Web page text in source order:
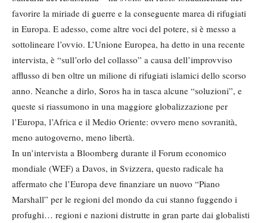
favorire la miriade di guerre e la conseguente marea di rifugiati
in Europa. E adesso, come altre voci del potere, si è messo a
sottolineare l’ovvio. L’Unione Europea, ha detto in una recente
intervista, è “sull’orlo del collasso” a causa dell’improvviso
afflusso di ben oltre un milione di rifugiati islamici dello scorso
anno. Neanche a dirlo, Soros ha in tasca alcune “soluzioni”, e
queste si riassumono in una maggiore globalizzazione per
l’Europa, l’Africa e il Medio Oriente: ovvero meno sovranità,
meno autogoverno, meno libertà.
In un’intervista a Bloomberg durante il Forum economico
mondiale (WEF) a Davos, in Svizzera, questo radicale ha
affermato che l’Europa deve finanziare un nuovo “Piano
Marshall” per le regioni del mondo da cui stanno fuggendo i
profughi… regioni e nazioni distrutte in gran parte dai globalisti